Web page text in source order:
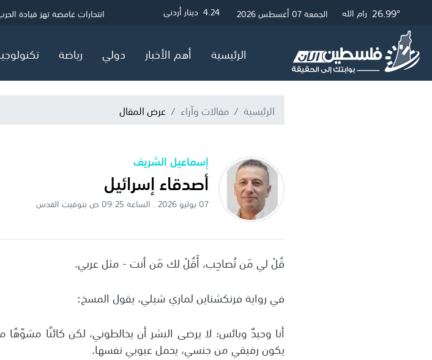
30.19° غزة 27.23° القدس 26.99° رام الله الجمعة 07 أغسطس 2026 3.01 دولار أمريكي 4.05 جنيه إسترليني 4.24 دينار أردني نفوذ الاحتلال يشعل انقساما
قاسم: مستعدون للقاء الإدارة
انتحارات غامضة تهز قيادة
الرئيسية أهم الأخبار دولي رياضة
الرئيسية مقالات وآراء عرض المقال
إسماعيل الشريف
أصدقاء إسرائيل
07 يوليو 2026 . الساعة 09:25 ص بتوقيت القدس
قُلْ لي مَن تُصاحِب، أَقُلْ لك مَن أنت - مثل عربي.
في رواية فرنكشتاين لماري شيلي، يقول المسخ:
أنا وحيدٌ وبائس؛ لا يرضى البشر أن يخالطوني، لكن كائنًا
يكون رفيقي من جنسي، يحمل عيوبي نفسها.